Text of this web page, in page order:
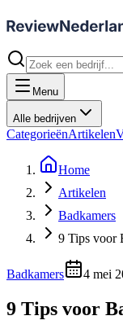
Menu
Alle bedrijven
CategorieënArtikelen
Home
Artikelen
Badkamers
9 Tips voor
Badkamers 4 mei
9 Tips voor